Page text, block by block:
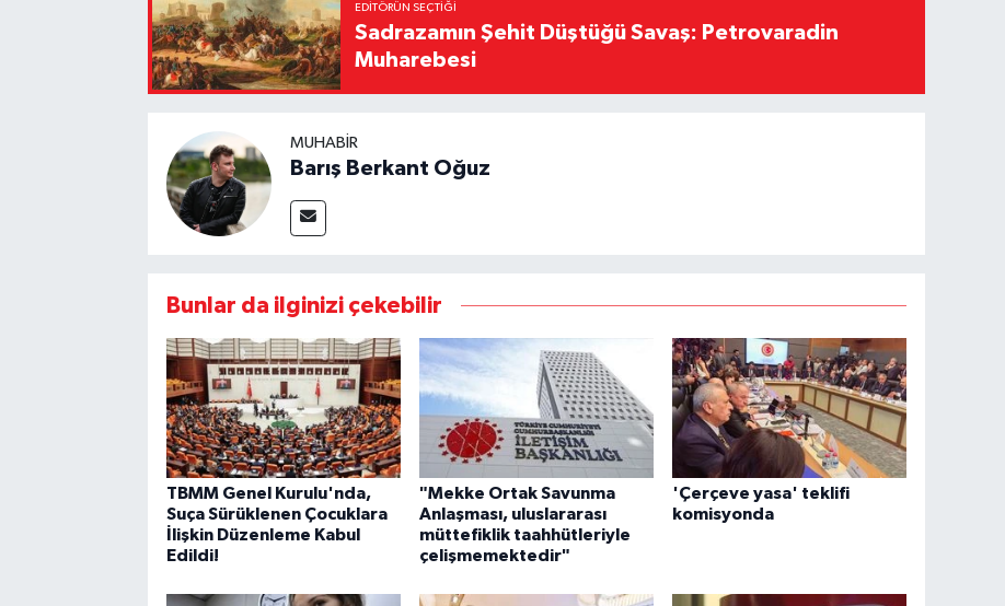
EDITÖRÜN SEÇTIĞI
Sadrazamın Şehit Düştüğü Savaş: Petrovaradin
Muharebesi
MUHABIR
Barış Berkant Oğuz
Bunlar da ilginizi çekebilir
TBMM Genel Kurulu'nda,
Suça Sürüklenen Çocuklara
İlişkin Düzenleme Kabul
Edildi!
"Mekke Ortak Savunma
Anlaşması, uluslararası
müttefiklik taahhütleriyle
çelişmemektedir"
'Çerçeve yasa' teklifi
komisyonda